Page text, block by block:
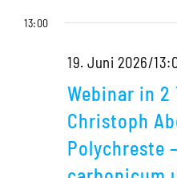
zur
Arznei
13:00
Webinar in 2
Christoph
Polychreste
19. Juni 2026/